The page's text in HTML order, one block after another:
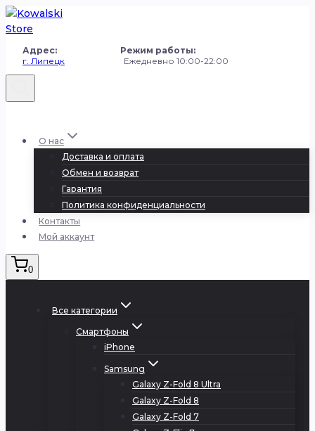
Перейти
к
Адрес: Режим работы:
г. Липецк Ежедневно 10:00-22:00
О нас
Доставка и оплата
Обмен и возврат
Гарантия
Политика конфиденциальности
Контакты
Мой аккаунт
0
Все категории
Смартфоны
iPhone
Samsung
Galaxy Z-Fold 8 Ultra
Galaxy Z-Fold 8
Galaxy Z-Fold 7